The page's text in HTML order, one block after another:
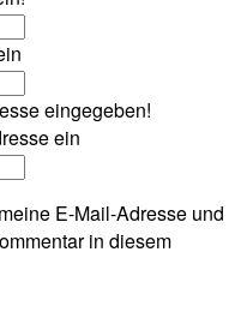
eingegeben!
ein
E-Mail-Adresse und
in diesem